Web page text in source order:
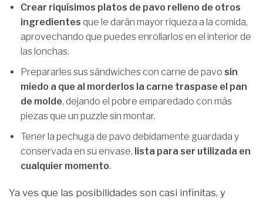
Crear riquísimos platos de pavo relleno de otros
ingredientes que le darán mayor riqueza a la comida,
aprovechando que puedes enrollarlos en el interior de
las lonchas.
Prepararles sus sándwiches con carne de pavo sin
miedo a que al morderlos la carne traspase el pan
de molde, dejando el pobre emparedado con más
piezas que un puzzle sin montar.
Tener la pechuga de pavo debidamente guardada y
conservada en su envase, lista para ser utilizada en
cualquier momento.
Ya ves que las posibilidades son casi infinitas, y